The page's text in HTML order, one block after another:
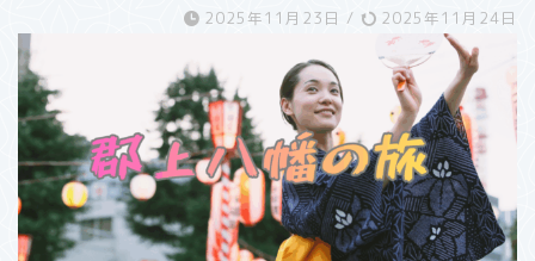
2025年11月23日 / 2025年11月24日